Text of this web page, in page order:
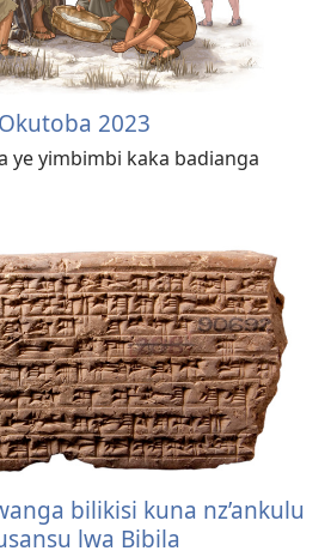
2023
ye yimbimbi kaka badianga
bilikisi kuna nz’ankulu
lwa Bibila